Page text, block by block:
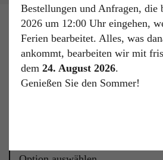
Biopittura Primavera Siena 20
Bestellungen und Anfragen, die
2026 um 12:00 Uhr eingehen,
Ferien bearbeitet. Alles, was
ankommt, bearbeiten wir mit
dem 24. August 2026.
Genießen Sie den Sommer!